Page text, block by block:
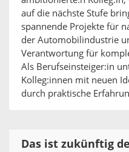
auf die nächste Stufe
spannende Projekte für
der Automobilindustrie
Verantwortung für
Als Berufseinsteiger:in
Kolleg:innen mit neuen
durch praktische
Das ist zukünftig